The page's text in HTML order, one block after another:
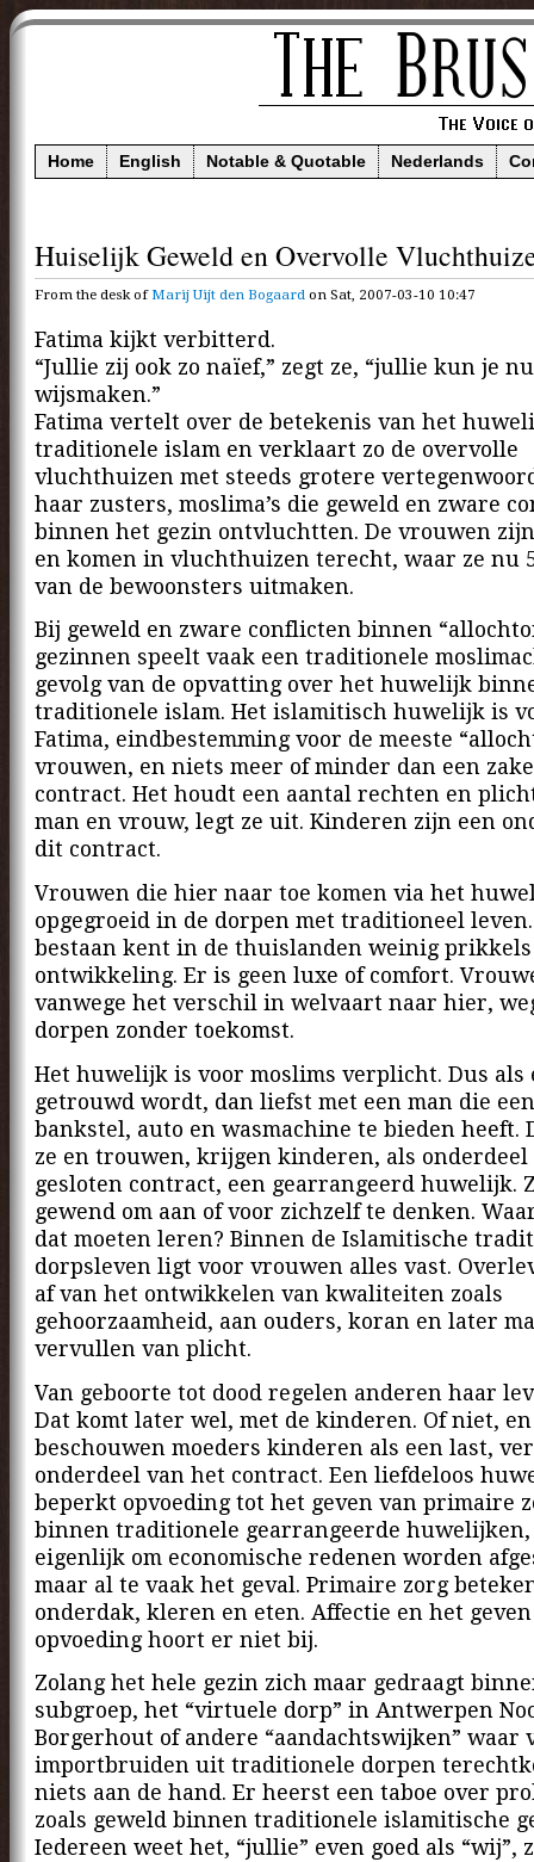
Home English Notable & Quotable Nederlands
Huiselijk Geweld en Overvolle
From the desk ofMarij Uijt den Bogaard on Sat, 2007-03-10 10:47
Fatima kijkt verbitterd.
“Jullie zij ook zo naïef,” zegt ze, “jullie kun je
wijsmaken.”
Fatima vertelt over de betekenis van het
traditionele islam en verklaart zo de overvolle
vluchthuizen met steeds grotere
haar zusters, moslima’s die geweld en zware
binnen het gezin ontvluchtten. De vrouwen
en komen in vluchthuizen terecht, waar ze nu
van de bewoonsters uitmaken.
Bij geweld en zware conflicten binnen
gezinnen speelt vaak een traditionele
gevolg van de opvatting over het huwelijk
traditionele islam. Het islamitisch huwelijk is
Fatima, eindbestemming voor de meeste
vrouwen, en niets meer of minder dan een
contract. Het houdt een aantal rechten en
man en vrouw, legt ze uit. Kinderen zijn een
dit contract.
Vrouwen die hier naar toe komen via het
opgegroeid in de dorpen met traditioneel
bestaan kent in de thuislanden weinig
ontwikkeling. Er is geen luxe of comfort.
vanwege het verschil in welvaart naar hier,
dorpen zonder toekomst.
Het huwelijk is voor moslims verplicht. Dus als
getrouwd wordt, dan liefst met een man die
bankstel, auto en wasmachine te bieden heeft.
ze en trouwen, krijgen kinderen, als onderdeel
gesloten contract, een gearrangeerd huwelijk.
gewend om aan of voor zichzelf te denken.
dat moeten leren? Binnen de Islamitische
dorpsleven ligt voor vrouwen alles vast.
af van het ontwikkelen van kwaliteiten zoals
gehoorzaamheid, aan ouders, koran en later
vervullen van plicht.
Van geboorte tot dood regelen anderen haar
Dat komt later wel, met de kinderen. Of niet,
beschouwen moeders kinderen als een last,
onderdeel van het contract. Een liefdeloos
beperkt opvoeding tot het geven van primaire
binnen traditionele gearrangeerde huwelijken,
eigenlijk om economische redenen worden
maar al te vaak het geval. Primaire zorg
onderdak, kleren en eten. Affectie en het
opvoeding hoort er niet bij.
Zolang het hele gezin zich maar gedraagt
subgroep, het “virtuele dorp” in Antwerpen
Borgerhout of andere “aandachtswijken” waar
importbruiden uit traditionele dorpen
niets aan de hand. Er heerst een taboe over
zoals geweld binnen traditionele islamitische
Iedereen weet het, “jullie” even goed als “wij”,